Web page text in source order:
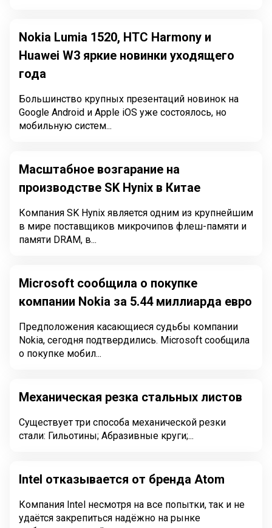
Nokia Lumia 1520, HTC Harmony и
Huawei W3 яркие новинки уходящего
года
Большинство крупных презентаций новинок на
Google Android и Apple iOS уже состоялось, но
мобильную систем...
Масштабное возгарание на
производстве SK Hynix в Китае
Компания SK Hynix является одним из крупнейшим
в мире поставщиков микрочипов флеш-памяти и
памяти DRAM, в...
Microsoft сообщила о покупке
компании Nokia за 5.44 миллиарда евро
Предположения касающиеся судьбы компании
Nokia, сегодня подтвердились. Microsoft сообщила
о покупке мобил...
Механическая резка стальных листов
Существует три способа механической резки
стали: Гильотины; Абразивные круги;...
Intel отказывается от бренда Atom
Компания Intel несмотря на все попытки, так и не
удаётся закрепиться надёжно на рынке